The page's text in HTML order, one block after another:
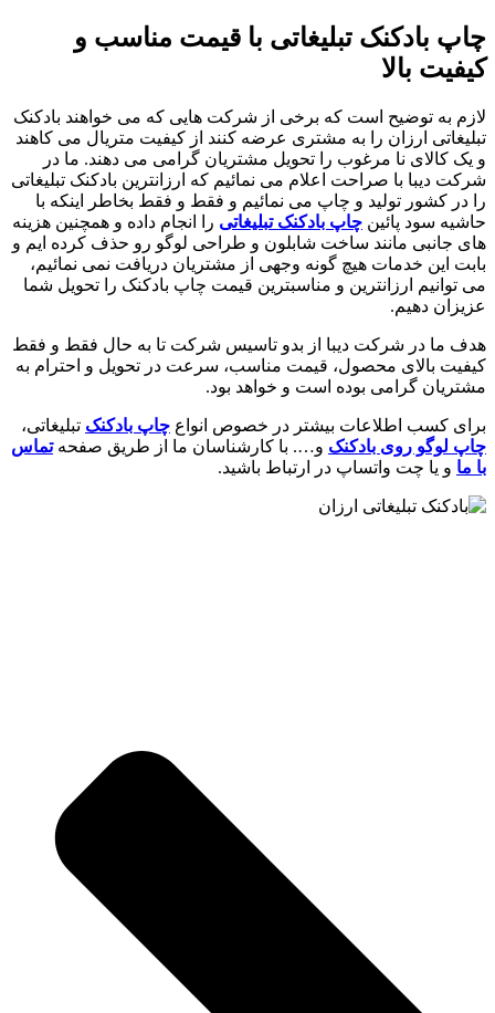
چاپ بادکنک تبلیغاتی با قیمت مناسب و
کیفیت بالا
لازم به توضیح است که برخی از شرکت هایی که می خواهند بادکنک
تبلیغاتی ارزان را به مشتری عرضه کنند از کیفیت متریال می کاهند
و یک کالای نا مرغوب را تحویل مشتریان گرامی می دهند. ما در
شرکت دیبا با صراحت اعلام می نمائیم که ارزانترین بادکنک تبلیغاتی
را در کشور تولید و چاپ می نمائیم و فقط و فقط بخاطر اینکه با
حاشیه سود پائین چاپ بادکنک تبلیغاتی را انجام داده و همچنین هزینه
های جانبی مانند ساخت شابلون و طراحی لوگو رو حذف کرده ایم و
بابت این خدمات هیچ گونه وجهی از مشتریان دریافت نمی نمائیم،
می توانیم ارزانترین و مناسبترین قیمت چاپ بادکنک را تحویل شما
عزیزان دهیم.
هدف ما در شرکت دیبا از بدو تاسیس شرکت تا به حال فقط و فقط
کیفیت بالای محصول، قیمت مناسب، سرعت در تحویل و احترام به
مشتریان گرامی بوده است و خواهد بود.
برای کسب اطلاعات بیشتر در خصوص انواع چاپ بادکنک تبلیغاتی،
چاپ لوگو روی بادکنک و…. با کارشناسان ما از طریق صفحهتماس
با ما و یا چت واتساپ در ارتباط باشید.